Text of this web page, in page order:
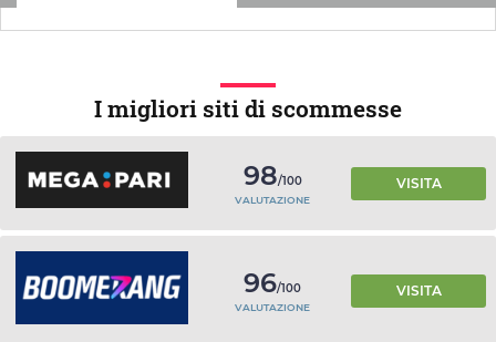
I migliori siti di scommesse
98/100
VALUTAZIONE
VISITA
96/100
VALUTAZIONE
VISITA